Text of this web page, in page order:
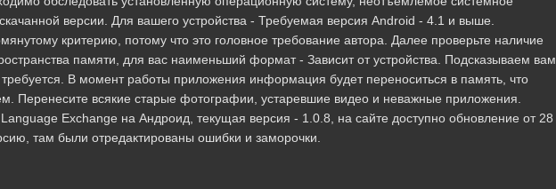
версии. Для вашего устройства - Требуемая версия Android - 4.1 и выше.
критерию, потому что это головное требование автора. Далее проверьте наличие
памяти, для вас наименьший формат - Зависит от устройства. Подсказываем вам
В момент работы приложения информация будет переноситься в память, что
Перенесите всякие старые фотографии, устаревшие видео и неважные приложения.
Exchange на Андроид, текущая версия - 1.0.8, на сайте доступно обновление от 28
там были отредактированы ошибки и заморочки.